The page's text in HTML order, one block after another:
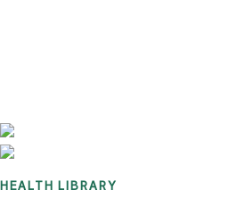
HEALTH LIBRARY